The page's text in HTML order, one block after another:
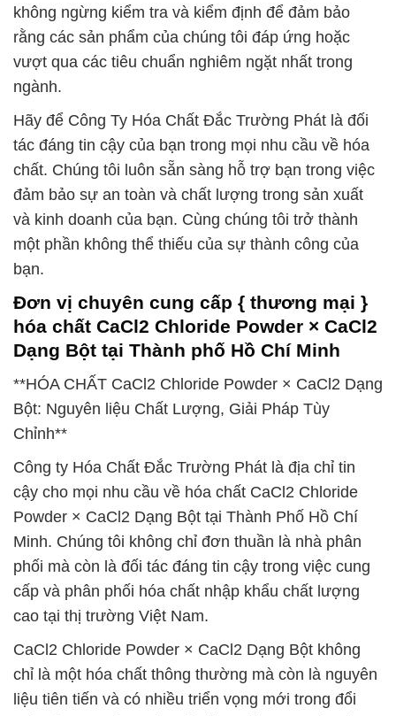
không ngừng kiểm tra và kiểm định để đảm bảo
rằng các sản phẩm của chúng tôi đáp ứng hoặc
vượt qua các tiêu chuẩn nghiêm ngặt nhất trong
ngành.
Hãy để Công Ty Hóa Chất Đắc Trường Phát là đối
tác đáng tin cậy của bạn trong mọi nhu cầu về hóa
chất. Chúng tôi luôn sẵn sàng hỗ trợ bạn trong việc
đảm bảo sự an toàn và chất lượng trong sản xuất
và kinh doanh của bạn. Cùng chúng tôi trở thành
một phần không thể thiếu của sự thành công của
bạn.
Đơn vị chuyên cung cấp { thương mại }
hóa chất CaCl2 Chloride Powder × CaCl2
Dạng Bột tại Thành phố Hồ Chí Minh
**HÓA CHẤT CaCl2 Chloride Powder × CaCl2 Dạng
Bột: Nguyên liệu Chất Lượng, Giải Pháp Tùy
Chỉnh**
Công ty Hóa Chất Đắc Trường Phát là địa chỉ tin
cậy cho mọi nhu cầu về hóa chất CaCl2 Chloride
Powder × CaCl2 Dạng Bột tại Thành Phố Hồ Chí
Minh. Chúng tôi không chỉ đơn thuần là nhà phân
phối mà còn là đối tác đáng tin cậy trong việc cung
cấp và phân phối hóa chất nhập khẩu chất lượng
cao tại thị trường Việt Nam.
CaCl2 Chloride Powder × CaCl2 Dạng Bột không
chỉ là một hóa chất thông thường mà còn là nguyên
liệu tiên tiến và có nhiều triển vọng mới trong đổi